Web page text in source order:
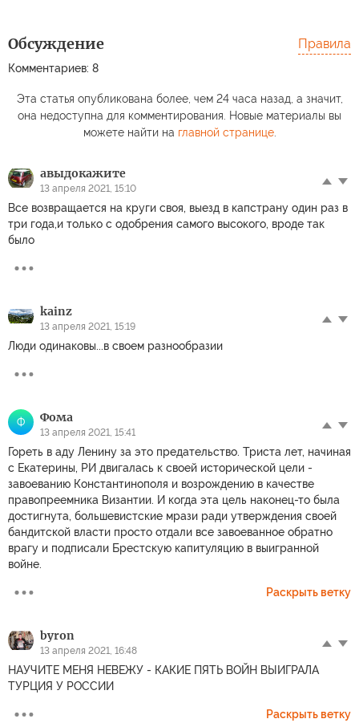
Обсуждение
Комментариев: 8
Правила
Эта статья опубликована более, чем 24 часа назад, а значит,
она недоступна для комментирования. Новые материалы вы
можете найти на главной странице.
авыдокажите
13 апреля 2021, 15:10
Все возвращается на круги своя, выезд в капстрану один раз в
три года,и только с одобрения самого высокого, вроде так
было
kainz
13 апреля 2021, 15:19
Люди одинаковы...в своем разнообразии
Ф Фома
13 апреля 2021, 15:41
Гореть в аду Ленину за это предательство. Триста лет, начиная
с Екатерины, РИ двигалась к своей исторической цели -
завоеванию Константинополя и возрождению в качестве
правопреемника Византии. И когда эта цель наконец-то была
достигнута, большевистские мрази ради утверждения своей
бандитской власти просто отдали все завоеванное обратно
врагу и подписали Брестскую капитуляцию в выигранной
войне.
Раскрыть ветку
byron
13 апреля 2021, 16:48
НАУЧИТЕ МЕНЯ НЕВЕЖУ - КАКИЕ ПЯТЬ ВОЙН ВЫИГРАЛА
ТУРЦИЯ У РОССИИ
Раскрыть ветку